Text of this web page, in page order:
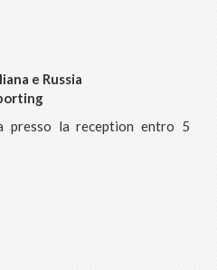
e Russia
presso la reception entro 5